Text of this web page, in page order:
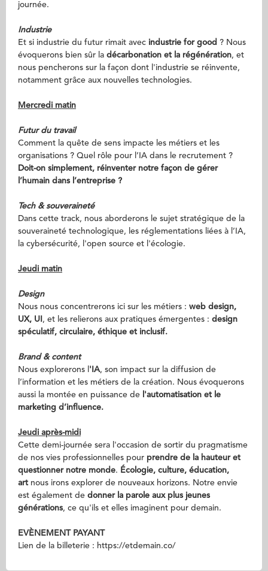
journée.
Industrie
Et si industrie du futur rimait ​avec industrie for good ? Nous ​
évoquerons bien sûr la décarbonation et ​la régénération, et
nous pencherons sur la façon dont l'industrie se réinvente,
notamment grâce aux nouvelles technologies.
Mercredi matin
Futur du travail
Comment la quête de sens ​impacte les métiers et les ​
organisations ? Quel rôle pour ​l’IA dans le recrutement ?
Doit-on simplement, ​réinventer notre façon de gérer ​
l’humain dans l’entreprise ?
Tech & souveraineté​
Dans cette track, nous aborderons le sujet stratégique de la ​
souveraineté technologique, les ​réglementations liées à l’IA,
la ​cybersécurité, l'open source et l'écologie.
Jeudi matin
Design
Nous nous concentrerons ici sur les métiers : web design,
UX, UI , et les relierons aux pratiques émergentes : design
spéculatif, circulaire, éthique et inclusif.
Brand & content
Nous explorerons l 'IA, son impact sur la diffusion de
l’information et les métiers de la création. Nous évoquerons
aussi la montée en puissance de l'automatisation et le
marketing d’influence.
Jeudi après-midi
Cette demi-journée sera l'occasion de sortir du pragmatisme
de nos vies professionnelles pour prendre de la hauteur et
questionner notre monde. Écologie, culture, éducation,
art nous irons explorer de nouveaux horizons. Notre envie
est également de donner la parole aux plus jeunes
générations, ce qu'ils et elles imaginent pour demain.
EVÈNEMENT PAYANT
Lien de la billeterie : https://etdemain.co/